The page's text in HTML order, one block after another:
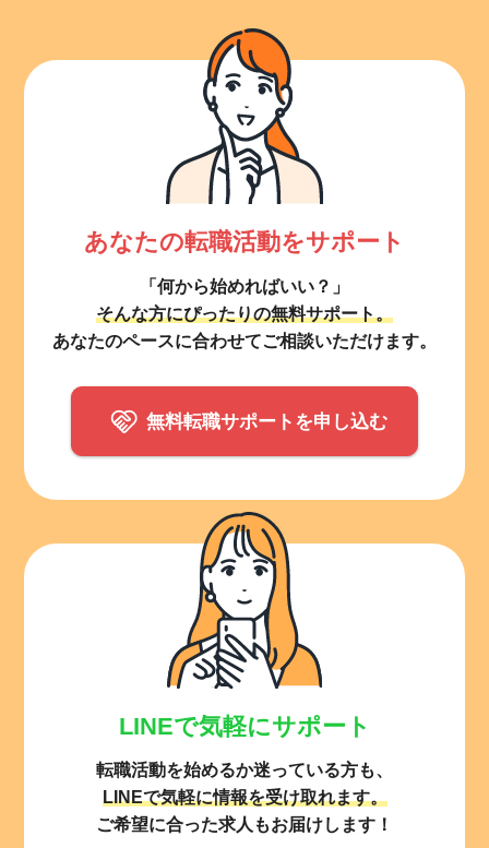
あなたの転職活動をサポート
「何から始めればいい？」
そんな方にぴったりの無料サポート。
あなたのペースに合わせてご相談いただけます。
無料転職サポートを申し込む
LINEで気軽にサポート
転職活動を始めるか迷っている方も、
LINEで気軽に情報を受け取れます。
ご希望に合った求人もお届けします！